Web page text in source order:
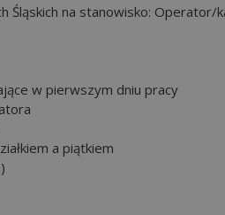
Śląskich na stanowisko: Operator/
w pierwszym dniu pracy
a piątkiem